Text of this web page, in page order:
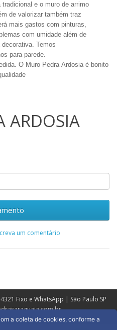
e o muro de arrimo
de valorizar também traz
mais gastos com pinturas,
com umidade além de
Temos
para parede.
O Muro Pedra Ardosia é bonito
ARDOSIA
um comentário
Fixo e WhatsApp | São Paulo SP
a coleta de cookies, conforme a